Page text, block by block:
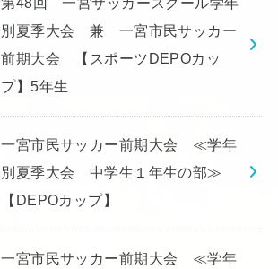
別夏季大会 兼 一宮市民サッカー
前期大会 【スポーツDEPOカッ
プ】5年生
一宮市民サッカー前期大会 ≪学年
別夏季大会 中学生１年生の部≫
【DEPOカップ】
一宮市民サッカー前期大会 ≪学年